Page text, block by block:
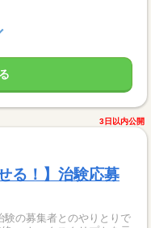
3日以内公開
る！】治験応募
の募集者とのやりとりで